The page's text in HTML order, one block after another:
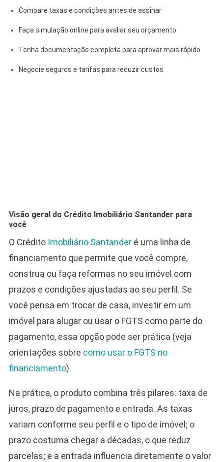
Compare taxas e condições antes de assinar
Faça simulação online para avaliar seu orçamento
Tenha documentação completa para aprovar mais rápido
Negocie seguros e tarifas para reduzir custos
Visão geral do Crédito Imobiliário Santander para
você
O Crédito Imobiliário Santanderé uma linha de
financiamento que permite que você compre,
construa ou faça reformas no seu imóvel com
prazos e condições ajustadas ao seu perfil. Se
você pensa em trocar de casa, investir em um
imóvel para alugar ou usar o FGTS como parte do
pagamento, essa opção pode ser prática (veja
orientações sobre como usar o FGTS no
financiamento).
Na prática, o produto combina três pilares: taxa de
juros, prazo de pagamento e entrada. As taxas
variam conforme seu perfil e o tipo de imóvel; o
prazo costuma chegar a décadas, o que reduz
parcelas; e a entrada influencia diretamente o valor